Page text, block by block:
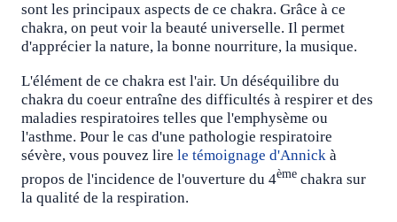
sont les principaux aspects de ce chakra. Grâce à ce
chakra, on peut voir la beauté universelle. Il permet
d'apprécier la nature, la bonne nourriture, la musique.
L'élément de ce chakra est l'air. Un déséquilibre du
chakra du coeur entraîne des difficultés à respirer et des
maladies respiratoires telles que l'emphysème ou
l'asthme. Pour le cas d'une pathologie respiratoire
sévère, vous pouvez lire le témoignage d'Annick à
propos de l'incidence de l'ouverture du 4ème chakra sur
la qualité de la respiration.